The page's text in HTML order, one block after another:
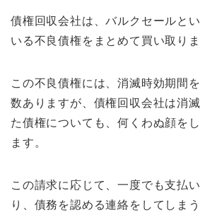
債権回収会社は、バルクセールと
いる不良債権をまとめて買い取りま
この不良債権には、消滅時効期間
数ありますが、債権回収会社は消
た債権についても、何くわぬ顔を
ます。
この請求に応じて、一度でも支払
り、債務を認める連絡をしてしま